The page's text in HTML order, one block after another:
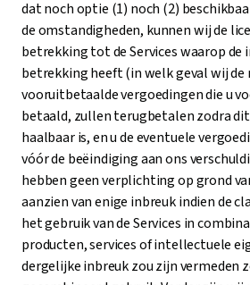
dat noch optie (1) noch (2)
de omstandigheden, kunnen wij de
betrekking tot de Services waarop de
betrekking heeft (in welk geval wij de
vooruitbetaalde vergoedingen die u
betaald, zullen terugbetalen zodra
haalbaar is, en u de eventuele
vóór de beëindiging aan ons
hebben geen verplichting op grond
aanzien van enige inbreuk indien de
het gebruik van de Services in
producten, services of intellectuele
dergelijke inbreuk zou zijn vermeden